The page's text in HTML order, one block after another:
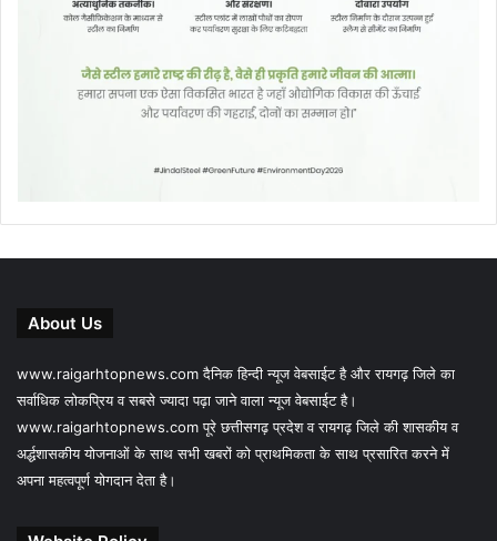
About Us
www.raigarhtopnews.com दैनिक हिन्दी न्यूज वेबसाईट है और रायगढ़ जिले का
सर्वाधिक लोकप्रिय व सबसे ज्यादा पढ़ा जाने वाला न्यूज वेबसाईट है।
www.raigarhtopnews.com पूरे छत्तीसगढ़ प्रदेश व रायगढ़ जिले की शासकीय व
अर्द्धशासकीय योजनाओं के साथ सभी खबरों को प्राथमिकता के साथ प्रसारित करने में
अपना महत्वपूर्ण योगदान देता है।